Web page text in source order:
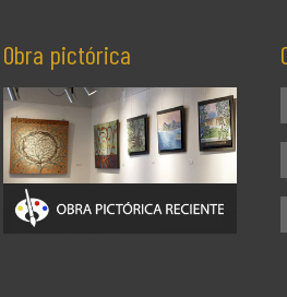
Obra pictórica